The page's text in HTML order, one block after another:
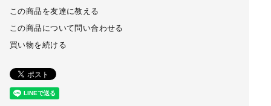
この商品を友達に教える
この商品について問い合わせる
買い物を続ける